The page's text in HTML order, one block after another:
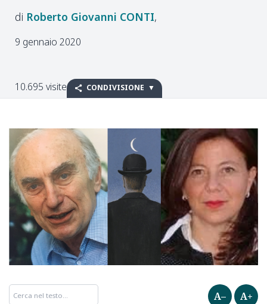
Roberto Giovanni CONTI
9 gennaio 2020
10.695 visite CONDIVISIONE
A– A+